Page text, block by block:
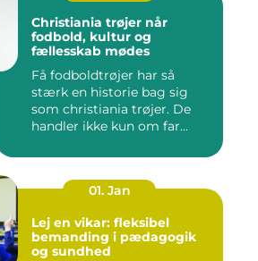
Christiania trøjer når
fodbold, kultur og
fællesskab mødes
Få fodboldtrøjer har så
stærk en historie bag sig
som christiania trøjer. De
handler ikke kun om far...
01. Jan
Lej en vikar: fleksibel
bemanding i pædagogik
og sundhed